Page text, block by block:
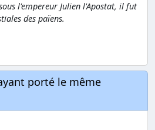
l'empereur Julien l'Apostat, il fut
des païens.
porté le même